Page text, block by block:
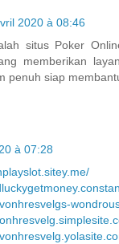
2020 à 08:46
situs Poker
memberikan
penuh siap
à 07:28